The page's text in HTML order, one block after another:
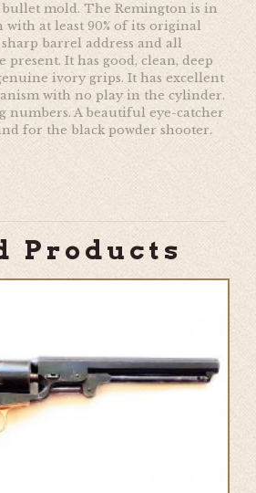
bullet mold. The Remington is in
at least 90% of its original
barrel address and all
present. It has good, clean, deep
ivory grips. It has excellent
with no play in the cylinder.
numbers. A beautiful eye-catcher
for the black powder shooter.
Products